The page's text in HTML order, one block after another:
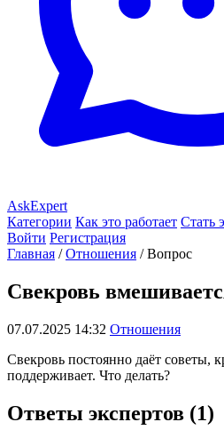
AskExpert
Категории Как это работает Стать
Войти Регистрация
Главная / Отношения / Вопрос
Свекровь
07.07.2025 14:32 Отношения
Свекровь постоянно даёт советы,
поддерживает. Что делать?
Ответы экспертов (1)